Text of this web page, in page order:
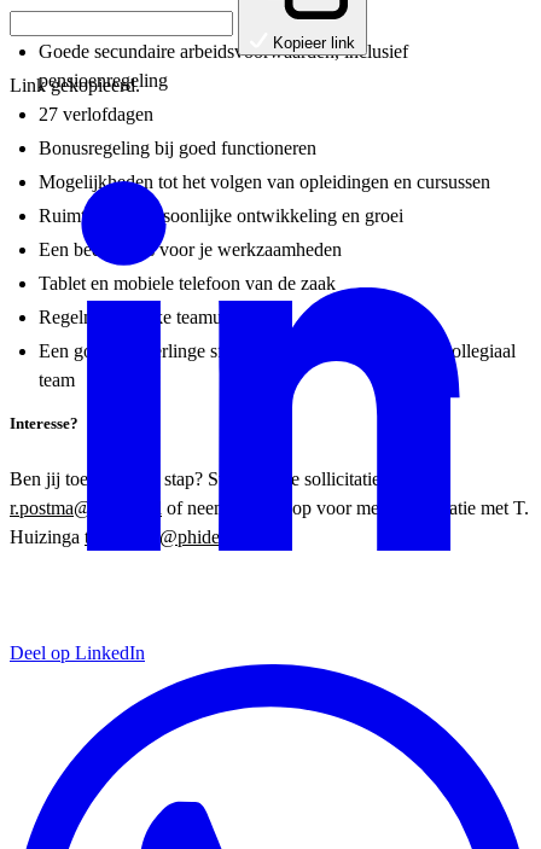
€2900.- en 3300.-
Goede secundaire arbeidsvoorwaarden, inclusief
pensioenregeling
27 verlofdagen
Bonusregeling bij goed functioneren
Mogelijkheden tot het volgen van opleidingen en cursussen
Ruimte voor persoonlijke ontwikkeling en groei
Een bedrijf bus voor je werkzaamheden
Tablet en mobiele telefoon van de zaak
Regelmatig leuke teamuitjes
Een goede onderlinge sfeer binnen een betrokken en collegiaal
team
Interesse?
Ben jij toe aan deze stap? Stuur dan je sollicitatie naar
r.postma@phidec.nl
of neem contact op voor meer informatie met T.
Huizinga t.huizinga@phidec.nl
Kopieer link
Link gekopieerd.
Deel op LinkedIn